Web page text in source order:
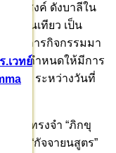
.เวทย์
ประสงค์ ดังบาลีใน
ยัตินั่นเทียว เป็น
ครงการกิจกรรมมา
และกำหนดให้มีการ
โมกข์ ระหว่างวันที่
วัน
สวดทรงจำ “ภิกขุ
งจำ “กัจจายนสูตร”